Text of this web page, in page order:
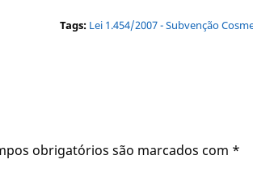
Tags: Lei 1.454/2007 - Subvenção
obrigatórios são marcados com *